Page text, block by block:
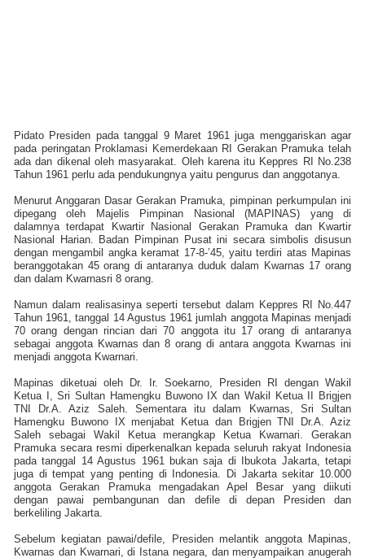
Pidato Presiden pada tanggal 9 Maret 1961 juga menggariskan agar
pada peringatan Proklamasi Kemerdekaan RI Gerakan Pramuka telah
ada dan dikenal oleh masyarakat. Oleh karena itu Keppres RI No.238
Tahun 1961 perlu ada pendukungnya yaitu pengurus dan anggotanya.
Menurut Anggaran Dasar Gerakan Pramuka, pimpinan perkumpulan ini
dipegang oleh Majelis Pimpinan Nasional (MAPINAS) yang di
dalamnya terdapat Kwartir Nasional Gerakan Pramuka dan Kwartir
Nasional Harian. Badan Pimpinan Pusat ini secara simbolis disusun
dengan mengambil angka keramat 17-8-’45, yaitu terdiri atas Mapinas
beranggotakan 45 orang di antaranya duduk dalam Kwarnas 17 orang
dan dalam Kwarnasri 8 orang.
Namun dalam realisasinya seperti tersebut dalam Keppres RI No.447
Tahun 1961, tanggal 14 Agustus 1961 jumlah anggota Mapinas menjadi
70 orang dengan rincian dari 70 anggota itu 17 orang di antaranya
sebagai anggota Kwarnas dan 8 orang di antara anggota Kwarnas ini
menjadi anggota Kwarnari.
Mapinas diketuai oleh Dr. Ir. Soekarno, Presiden RI dengan Wakil
Ketua I, Sri Sultan Hamengku Buwono IX dan Wakil Ketua II Brigjen
TNI Dr.A. Aziz Saleh. Sementara itu dalam Kwarnas, Sri Sultan
Hamengku Buwono IX menjabat Ketua dan Brigjen TNI Dr.A. Aziz
Saleh sebagai Wakil Ketua merangkap Ketua Kwarnari. Gerakan
Pramuka secara resmi diperkenalkan kepada seluruh rakyat Indonesia
pada tanggal 14 Agustus 1961 bukan saja di Ibukota Jakarta, tetapi
juga di tempat yang penting di Indonesia. Di Jakarta sekitar 10.000
anggota Gerakan Pramuka mengadakan Apel Besar yang diikuti
dengan pawai pembangunan dan defile di depan Presiden dan
berkeliling Jakarta.
Sebelum kegiatan pawai/defile, Presiden melantik anggota Mapinas,
Kwarnas dan Kwarnari, di Istana negara, dan menyampaikan anugerah